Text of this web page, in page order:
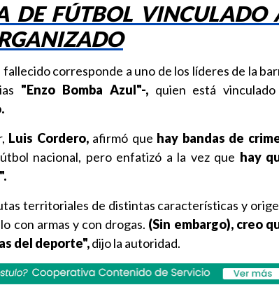
DE FÚTBOL VINCULADO
corresponde a uno de los líderes de la
"Enzo Bomba Azul"-,quien está
Luis Cordero, afirmó que hay bandas de
nacional, pero enfatizó a la vez que hay
territoriales de distintas características y
con armas y con drogas. (Sin embargo), creo
del deporte",dijo la autoridad.